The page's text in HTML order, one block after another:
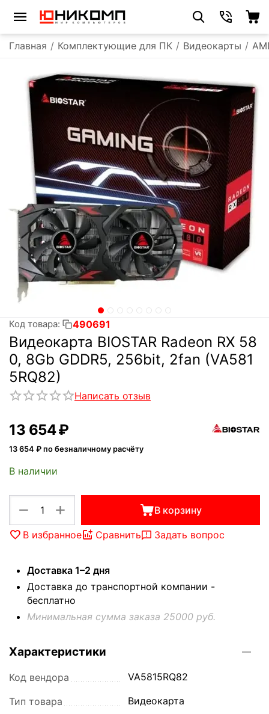
Главная / Комплектующие для ПК / Видеокарты /
Код товара: 490691
Видеокарта BIOSTAR Radeon RX 58
0, 8Gb GDDR5, 256bit, 2fan (VA581
5RQ82)
Написать отзыв
13 654₽
13 654 ₽ по безналичному расчёту
В наличии
+
− В корзину
В избранное Сравнить Задать вопрос
Доставка 1–2 дня
Доставка до транспортной компании -
бесплатно
Минимальная сумма заказа 25000 руб.
Характеристики
Код вендора VA5815RQ82
Тип товара Видеокарта